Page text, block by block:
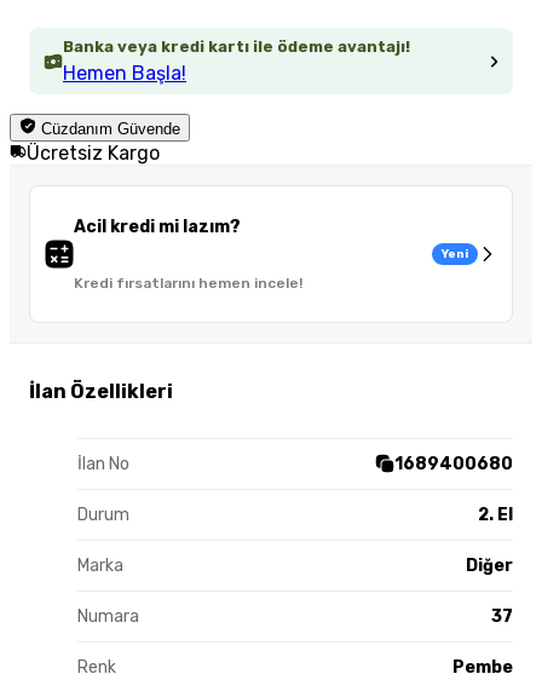
Banka veya kredi kartı ile ödeme avantajı!
Hemen Başla!
Cüzdanım Güvende
Ücretsiz Kargo
Acil kredi mi lazım?
Kredi fırsatlarını hemen incele!
Yeni
İlan Özellikleri
İlan No 1689400680
Durum 2. El
Marka Diğer
Numara 37
Renk Pembe